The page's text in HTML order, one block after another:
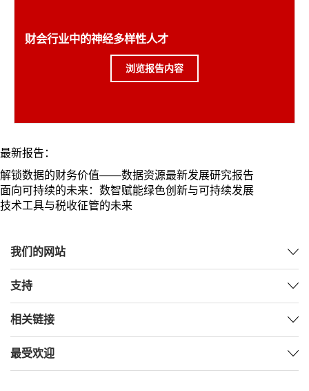
财会行业中的神经多样性人才
浏览报告内容
最新报告：
解锁数据的财务价值——数据资源最新发展研究报告
面向可持续的未来：数智赋能绿色创新与可持续发展
技术工具与税收征管的未来
我们的网站
支持
相关链接
最受欢迎